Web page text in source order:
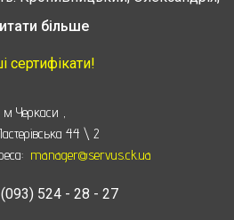
Світловодськ
Каменка, Канев, Корсунь-
Тальное, Умань, Христиновка.
Чорнобай, Шпола
більше
сертифікати!
м Черкаси
44 \ 2
manager@servus.ck.ua
(093) 524 - 28 - 27